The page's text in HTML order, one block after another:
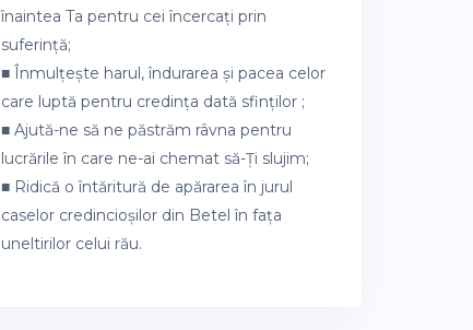
înaintea Ta pentru cei încercați prin
suferință;
■ Înmulțește harul, îndurarea și pacea celor
care luptă pentru credința dată sfinților ;
■ Ajută-ne să ne păstrăm râvna pentru
lucrările în care ne-ai chemat să-Ți slujim;
■ Ridică o întăritură de apărarea în jurul
caselor credincioșilor din Betel în fața
uneltirilor celui rău.